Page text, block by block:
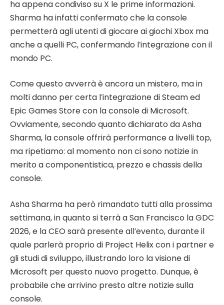
ha appena condiviso su X le prime informazioni.
Sharma ha infatti confermato che la console
permetterà agli utenti di giocare ai giochi Xbox ma
anche a quelli PC, confermando l’integrazione con il
mondo PC.
Come questo avverrà è ancora un mistero, ma in
molti danno per certa l’integrazione di Steam ed
Epic Games Store con la console di Microsoft.
Ovviamente, secondo quanto dichiarato da Asha
Sharma, la console offrirà performance a livelli top,
ma ripetiamo: al momento non ci sono notizie in
merito a componentistica, prezzo e chassis della
console.
Asha Sharma ha però rimandato tutti alla prossima
settimana, in quanto si terrà a San Francisco la GDC
2026, e la CEO sarà presente all’evento, durante il
quale parlerà proprio di Project Helix con i partner e
gli studi di sviluppo, illustrando loro la visione di
Microsoft per questo nuovo progetto. Dunque, è
probabile che arrivino presto altre notizie sulla
console.